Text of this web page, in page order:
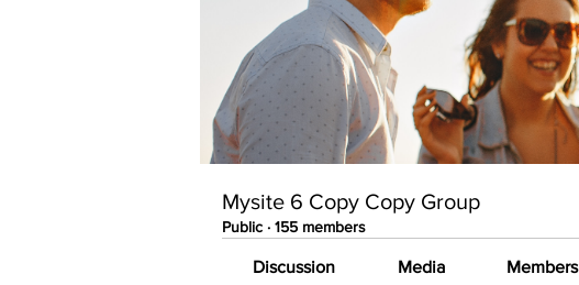
Mysite 6 Copy Copy Group
Public · 155 members
Discussion Media Members